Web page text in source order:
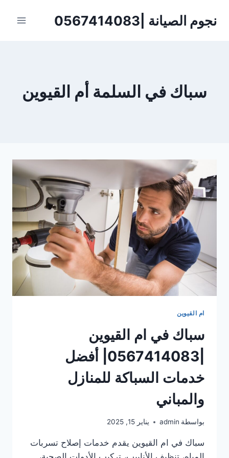
نجوم الصيانة |0567414083
سباك في السلمة أم القيوين
ام القيوين
سباك في ام القيوين
|0567414083| أفضل
خدمات السباكة للمنازل
والمباني
بواسطة admin يناير 15, 2025
سباك في ام القيوين يقدم خدمات إصلاح تسربات